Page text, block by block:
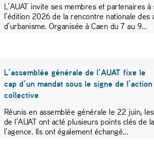
L’AUAT invite ses membres et partenaires à
l’édition 2026 de la rencontre nationale des
d’urbanisme. Organisée à Caen du 7 au 9…
L’assemblée générale de l’AUAT fixe le
cap d’un mandat sous le signe de l’action
collective
Réunis en assemblée générale le 22 juin,
de l’AUAT ont acté plusieurs points clés de
l’agence. Ils ont également échangé…